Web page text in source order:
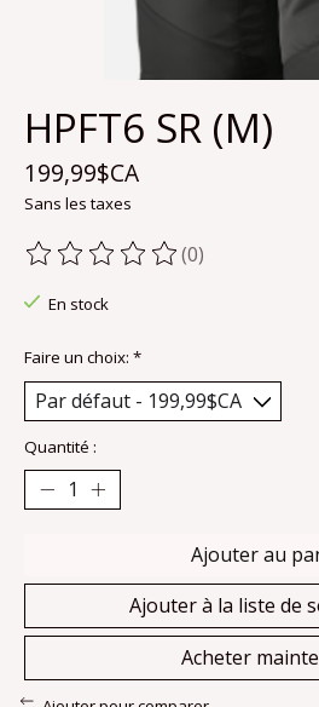
HPFT6 SR (M)
199,99$CA
Sans les taxes
Ce produit est évalué à
(0)
En stock
Faire un choix: *
Quantité :
Ajouter au
Ajouter à la liste de
Acheter